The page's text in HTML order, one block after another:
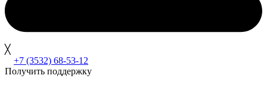
╳
+7 (3532) 68-53-12
Получить поддержку